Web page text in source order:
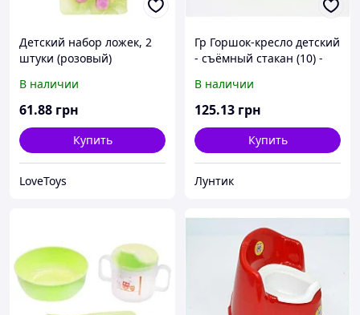
Детский набор ложек, 2
штуки (розовый)
В наличии
61.88 грн
Купить
LoveToys
Гр Горшок-кресло детский
- съёмный стакан (10) -
В наличии
125.13 грн
Купить
Лунтик